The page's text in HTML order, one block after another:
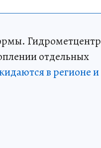
Гидрометцентр
отдельных
в регионе и